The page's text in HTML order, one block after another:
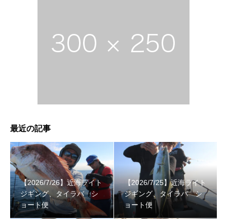
最近の記事
【2026/7/26】近海ライト
ジギング、タイラバ シ
ョート便
【2026/7/25】近海ライト
ジギング、タイラバ シ
ョート便